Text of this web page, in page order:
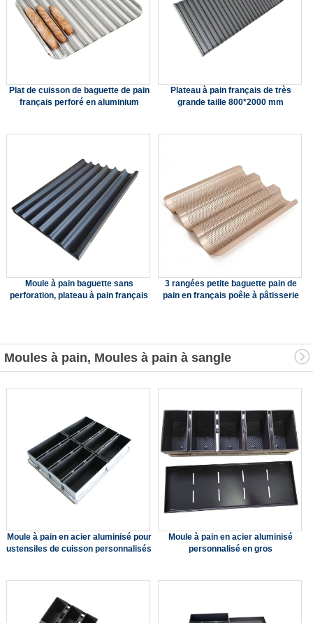
Plat de cuisson de baguette de pain
français perforé en aluminium
Plateau à pain français de très
grande taille 800*2000 mm
Moule à pain baguette sans
perforation, plateau à pain français
3 rangées petite baguette pain de
pain en français poêle à pâtisserie
Moules à pain, Moules à pain à sangle
Moule à pain en acier aluminisé pour
ustensiles de cuisson personnalisés
Moule à pain en acier aluminisé
personnalisé en gros